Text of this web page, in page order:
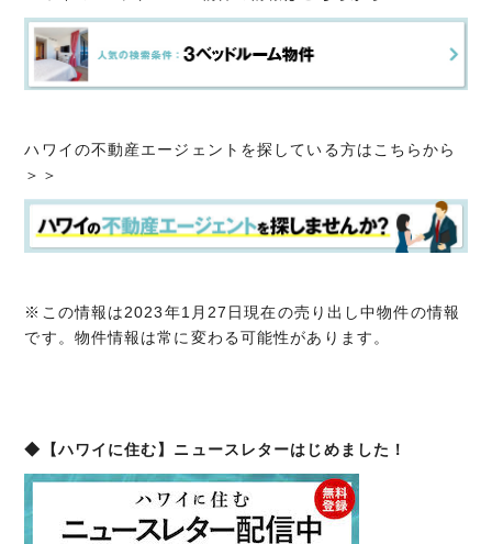
ハワイの不動産エージェントを探している方はこちらから
＞＞
※この情報は2023年1月27日現在の売り出し中物件の情報
です。物件情報は常に変わる可能性があります。
◆【ハワイに住む】ニュースレターはじめました！